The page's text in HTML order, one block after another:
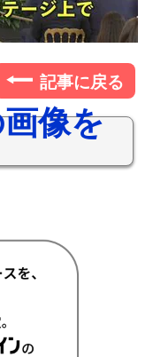
記事に戻る
像を